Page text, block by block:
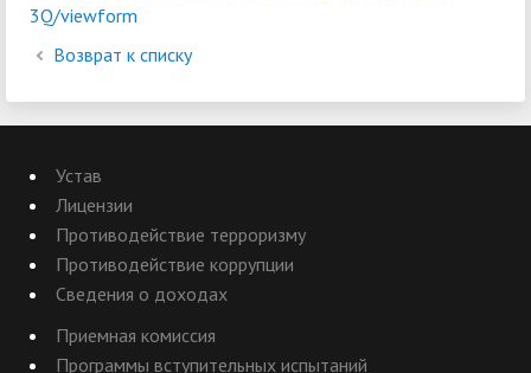
3Q/viewform
Возврат к списку
Устав
Лицензии
Противодействие терроризму
Противодействие коррупции
Сведения о доходах
Приемная комиссия
Программы вступительных испытаний